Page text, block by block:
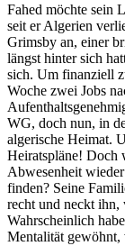
Fahed möchte sein
seit er Algerien
Grimsby an, einer
längst hinter sich
sich. Um finanziell
Woche zwei Jobs
WG, doch nun, in
algerische Heimat.
Heiratspläne! Doch
Abwesenheit
finden? Seine
recht und neckt
Wahrscheinlich
Mentalität gewöhnt,